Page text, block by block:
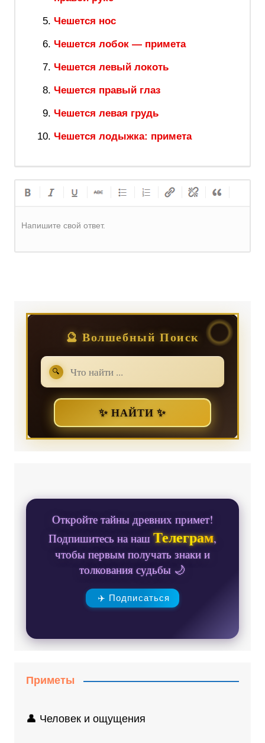
Чешется нос
Чешется лобок — примета
Чешется левый локоть
Чешется правый глаз
Чешется левая грудь
Чешется лодыжка: примета
Напишите свой ответ.
🔮 Волшебный Поиск
🔍
✨ НАЙТИ ✨
Откройте тайны древних примет!
Подпишитесь на нашТелеграм,
чтобы первым получать знаки и
толкования судьбы 🌙
✈️ Подписаться
Приметы
👤 Человек и ощущения